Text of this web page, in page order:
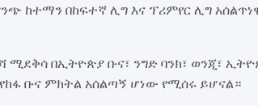
ከተማን በከፍተኛ ሊግ እና ፕሪምየር ሊግ
ሚደቅሳ በኢትዮጵያ ቡና፣ ንግድ ባንክ፣ ወንጂ፣
ቡና ምክትል አሰልጣኝ ሆነው የሚሰሩ ይሆናል።